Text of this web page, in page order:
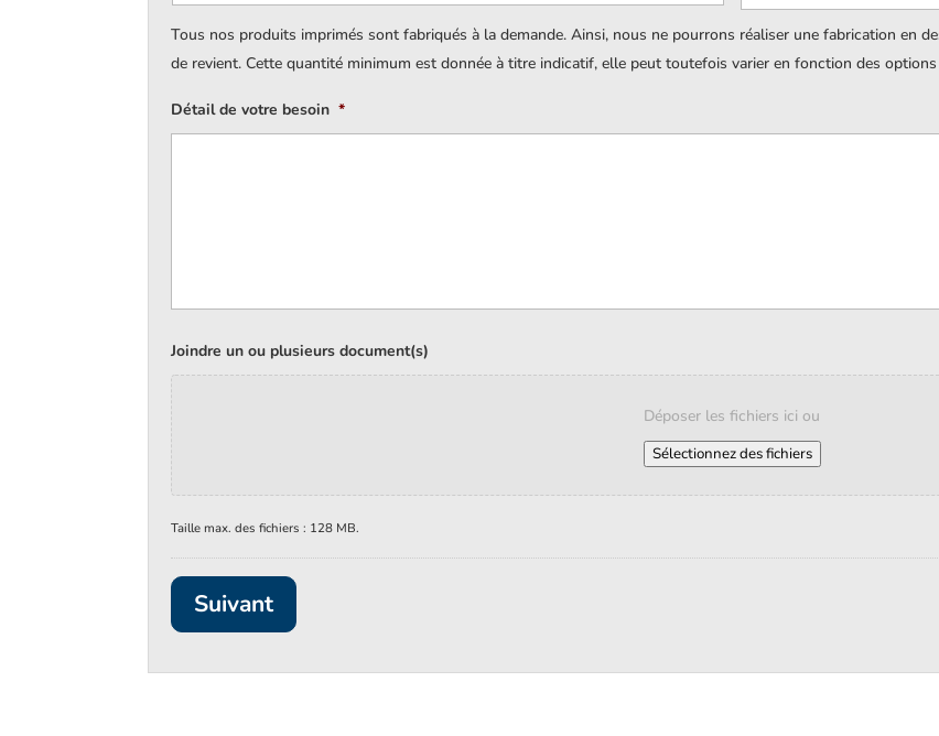
Tous nos produits imprimés sont fabriqués à la demande. Ainsi, nous ne pourrons réaliser une fabrication en
de revient. Cette quantité minimum est donnée à titre indicatif, elle peut toutefois varier en fonction des
Détail de votre besoin *
Joindre un ou plusieurs document(s)
Déposer les fichiers ici ou
Sélectionnez des fichiers
Taille max. des fichiers : 128 MB.